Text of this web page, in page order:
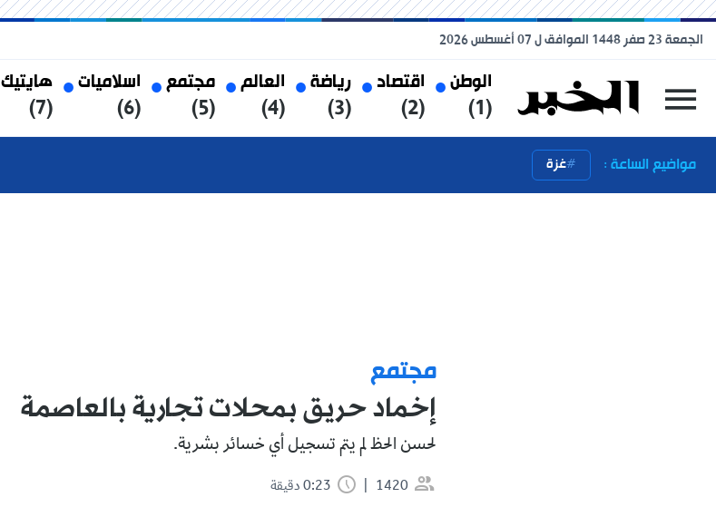
الوطن
(1)
اقتصاد
(2)
رياضة
(3)
العالم
(4)
مجتمع
(5)
اسلاميات
(6)
هايتيك
(7)
الجمعة 23 صفر 1448 الموافق ل 07 أغسطس 2026
مواضيع الساعة : غزة
مجتمع
إخماد حريق بمحلات تجارية بالعاصمة
لحسن الحظ لم يتم تسجيل أي خسائر بشرية.
1420